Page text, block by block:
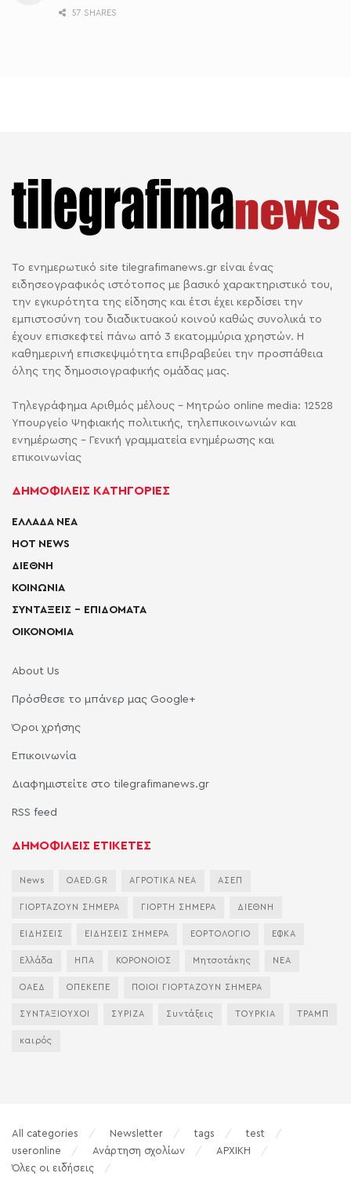
57 SHARES
Το ενημερωτικό site tilegrafimanews.gr είναι ένας
ειδησεογραφικός ιστότοπος με βασικό χαρακτηριστικό του,
την εγκυρότητα της είδησης και έτσι έχει κερδίσει την
εμπιστοσύνη του διαδικτυακού κοινού καθώς συνολικά το
έχουν επισκεφτεί πάνω από 3 εκατομμύρια χρηστών. Η
καθημερινή επισκεψιμότητα επιβραβεύει την προσπάθεια
όλης της δημοσιογραφικής ομάδας μας.
Τηλεγράφημα Αριθμός μέλους - Μητρώο online media: 12528
Υπουργείο Ψηφιακής πολιτικής, τηλεπικοινωνιών και
ενημέρωσης - Γενική γραμματεία ενημέρωσης και
επικοινωνίας
ΔΗΜΟΦΙΛΕΙΣ ΚΑΤΗΓΟΡΙΕΣ
ΕΛΛΑΔΑ ΝΕΑ
HOT NEWS
ΔΙΕΘΝΗ
ΚΟΙΝΩΝΙΑ
ΣΥΝΤΑΞΕΙΣ – ΕΠΙΔΟΜΑΤΑ
ΟΙΚΟΝΟΜΙΑ
About Us
Πρόσθεσε το μπάνερ μας Google+
Όροι χρήσης
Επικοινωνία
Διαφημιστείτε στο tilegrafimanews.gr
RSS feed
ΔΗΜΟΦΙΛΕΙΣ ΕΤΙΚΕΤΕΣ
News OAED.GR ΑΓΡΟΤΙΚΑ ΝΕΑ ΑΣΕΠ
ΓΙΟΡΤΑΖΟΥΝ ΣΗΜΕΡΑ ΓΙΟΡΤΗ ΣΗΜΕΡΑ ΔΙΕΘΝΗ
ΕΙΔΗΣΕΙΣ ΕΙΔΗΣΕΙΣ ΣΗΜΕΡΑ ΕΟΡΤΟΛΟΓΙΟ ΕΦΚΑ
Ελλάδα ΗΠΑ ΚΟΡΟΝΟΙΟΣ Μητσοτάκης ΝΕΑ
ΟΑΕΔ ΟΠΕΚΕΠΕ ΠΟΙΟΙ ΓΙΟΡΤΑΖΟΥΝ ΣΗΜΕΡΑ
ΣΥΝΤΑΞΙΟΥΧΟΙ ΣΥΡΙΖΑ Συντάξεις ΤΟΥΡΚΙΑ ΤΡΑΜΠ
καιρός
All categories Newsletter tags
test
useronline
Ανάρτηση σχολίων
ΑΡΧΙΚΗ
Όλες οι ειδήσεις